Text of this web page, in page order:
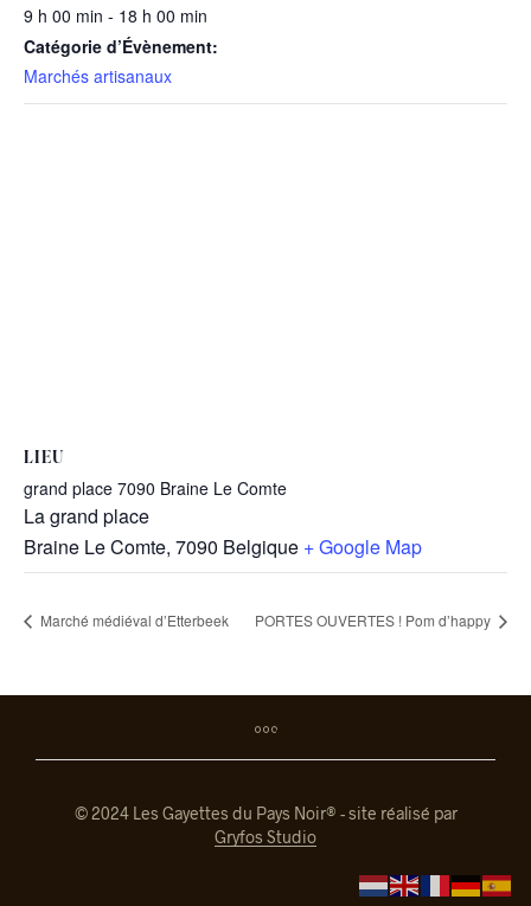
9 h 00 min - 18 h 00 min
Catégorie d’Évènement:
Marchés artisanaux
LIEU
grand place 7090 Braine Le Comte
La grand place
Braine Le Comte, 7090 Belgique + Google Map
Marché médiéval d’Etterbeek PORTES OUVERTES ! Pom d’happy
© 2024 Les Gayettes du Pays Noir® - site réalisé par
Gryfos Studio